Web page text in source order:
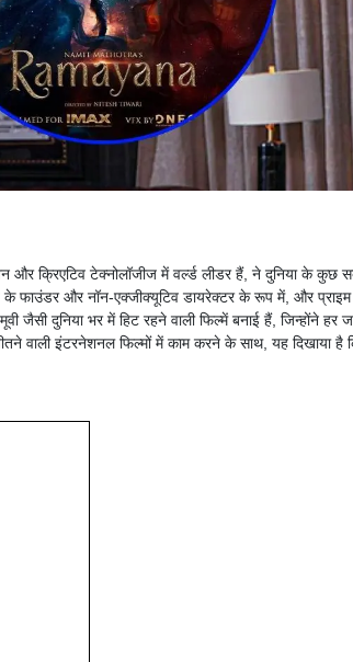
क्रिएटिव टेक्नोलॉजीज में वर्ल्ड लीडर हैं, ने दुनिया के कुछ
के फाउंडर और नॉन-एक्जीक्यूटिव डायरेक्टर के रूप में, और प्राइम
जैसी दुनिया भर में हिट रहने वाली फिल्में बनाई हैं, जिन्होंने हर
वाली इंटरनेशनल फिल्मों में काम करने के साथ, यह दिखाया है